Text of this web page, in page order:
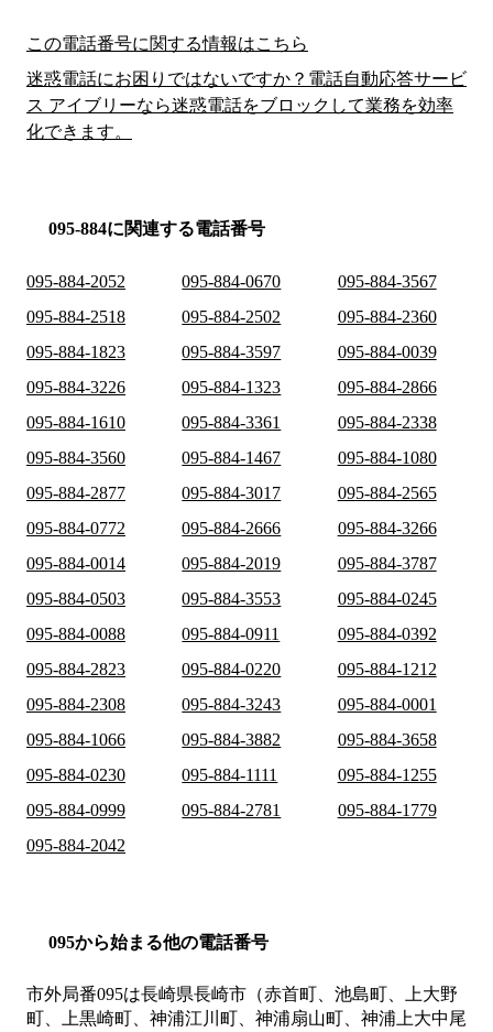
この電話番号に関する情報はこちら
迷惑電話にお困りではないですか？電話自動応答サービ
ス アイブリーなら迷惑電話をブロックして業務を効率
化できます。
095-884に関連する電話番号
095-884-2052 095-884-0670
095-884-3567
095-884-2518
095-884-2502
095-884-2360
095-884-1823
095-884-3597
095-884-0039
095-884-3226
095-884-1323
095-884-2866
095-884-1610
095-884-3361
095-884-2338
095-884-3560
095-884-1467
095-884-1080
095-884-2877
095-884-3017
095-884-2565
095-884-0772
095-884-2666
095-884-3266
095-884-0014
095-884-2019
095-884-3787
095-884-0503
095-884-3553
095-884-0245
095-884-0088
095-884-0911
095-884-0392
095-884-2823
095-884-0220
095-884-1212
095-884-2308
095-884-3243
095-884-0001
095-884-1066
095-884-3882
095-884-3658
095-884-0230
095-884-1111
095-884-1255
095-884-0999
095-884-2781
095-884-1779
095-884-2042
095から始まる他の電話番号
市外局番095は長崎県長崎市（赤首町、池島町、上大野
町、上黒崎町、神浦江川町、神浦扇山町、神浦上大中尾